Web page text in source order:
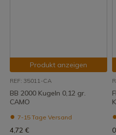
Produkt anzeigen
REF: 35011-CA
BB 2000 Kugeln 0,12 gr.
CAMO
7-15 Tage Versand
4,72 €